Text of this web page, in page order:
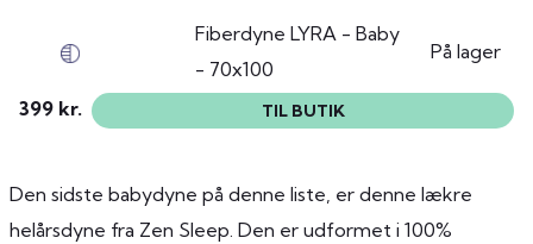
Fiberdyne LYRA - Baby
- 70x100
På lager
399 kr. TIL BUTIK
Den sidste babydyne på denne liste, er denne lækre
helårsdyne fra Zen Sleep. Den er udformet i 100%